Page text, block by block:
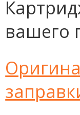
вашего